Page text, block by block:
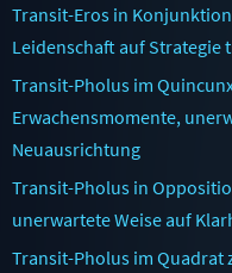
Transit-Eros in
Leidenschaft auf
Transit-Pholus im
Erwachensmomente,
Neuausrichtung
Transit-Pholus in
unerwartete Weise auf
Transit-Pholus im Quadrat